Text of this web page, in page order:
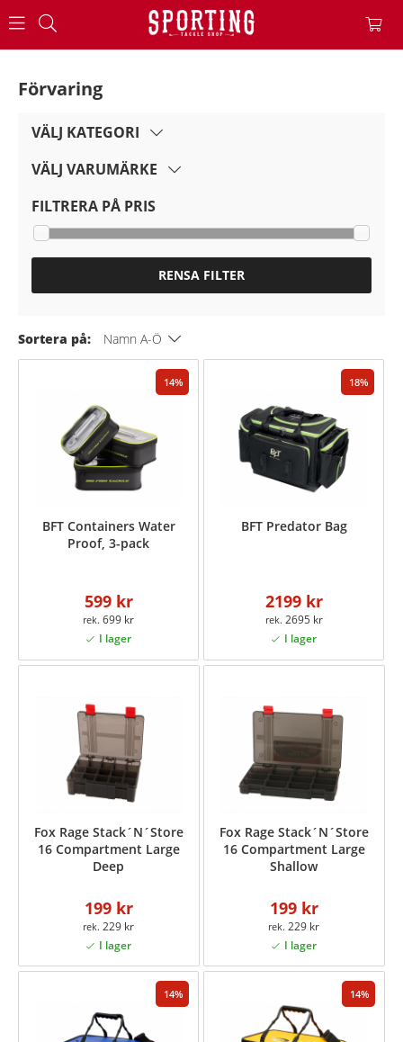
VÄLJ KATEGORI
VÄLJ VARUMÄRKE
FILTRERA PÅ PRIS
RENSA FILTER
Förvaring
Sortera på: Namn A-Ö
14
BFT Containers Water
Proof, 3-pack
599 kr
699 kr
18
BFT Predator Bag
2199 kr
2695 kr
Fox Rage Stack´N´Store
16 Compartment Large
Deep
199 kr
229 kr
Fox Rage Stack´N´Store
16 Compartment Large
Shallow
199 kr
229 kr
14 14